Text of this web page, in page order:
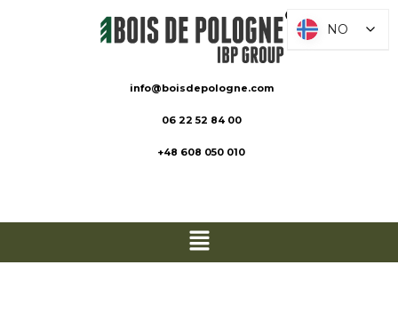
info@boisdepologne.com
06 22 52 84 00
+48 608 050 010
NO
NO